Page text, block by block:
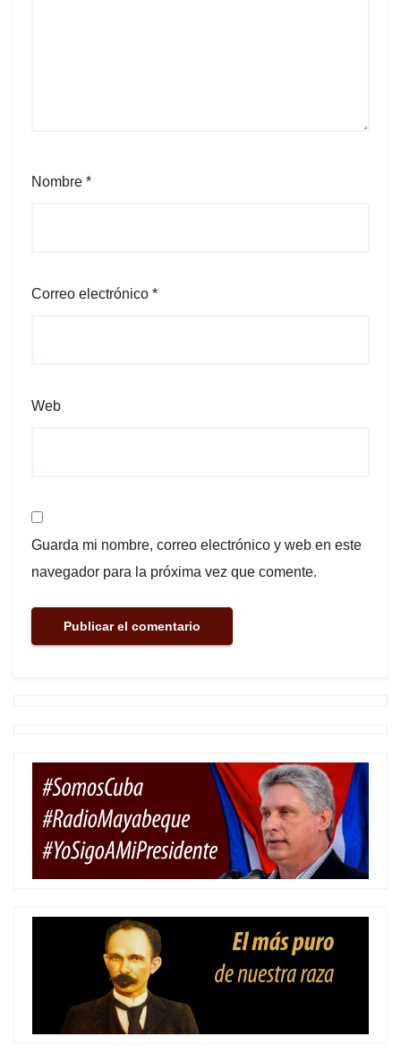
Nombre *
Correo electrónico *
Web
Guarda mi nombre, correo electrónico y web en este
navegador para la próxima vez que comente.